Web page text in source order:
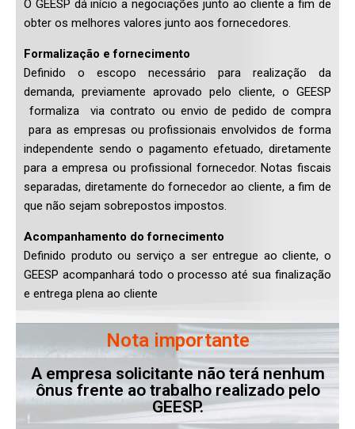
O GEESP dá início a negociações junto ao cliente a fim de
obter os melhores valores junto aos fornecedores.
Formalização e fornecimento
Definido o escopo necessário para realização da
demanda, previamente aprovado pelo cliente, o GEESP
formaliza via contrato ou envio de pedido de compra
para as empresas ou profissionais envolvidos de forma
independente sendo o pagamento efetuado, diretamente
para a empresa ou profissional fornecedor. Notas fiscais
separadas, diretamente do fornecedor ao cliente, a fim de
que não sejam sobrepostos impostos.
Acompanhamento do fornecimento
Definido produto ou serviço a ser entregue ao cliente, o
GEESP acompanhará todo o processo até sua finalização
e entrega plena ao cliente
Nota importante
A empresa solicitante não terá nenhum
ônus frente ao trabalho realizado pelo
GEESP.